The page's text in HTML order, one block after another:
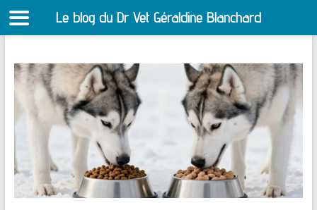
contenu
Le blog du Dr Vet Géraldine Blanchard